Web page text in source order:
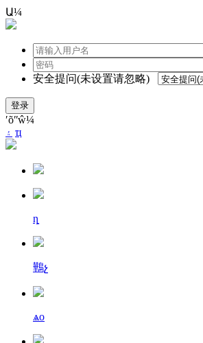
Ա¼
安全提问(未设置请忽略)
登录
ʹõʺŵ¼
۽ ҵ
ȵ
鷨չ
ѧо